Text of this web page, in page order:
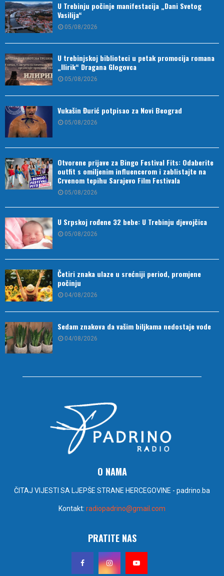
U Trebinju počinje manifestacija „Dani Svetog
Vasilija“
05/08/2026
U trebinjskoj biblioteci u petak promocija romana
„Ilirik“ Dragana Glogovca
05/08/2026
Vukašin Đurić potpisao za Novi Beograd
05/08/2026
Otvorene prijave za Bingo Festival Fits: Odaberite
outfit s omiljenim influencerom i zablistajte na
Crvenom tepihu Sarajevo Film Festivala
05/08/2026
U Srpskoj rođene 32 bebe: U Trebinju djevojčica
05/08/2026
Četiri znaka ulaze u srećniji period, promjene
počinju
04/08/2026
Sedam znakova da vašim biljkama nedostaje vode
04/08/2026
O NAMA
ČITAJ VIJESTI SA LJEPŠE STRANE HERCEGOVINE - padrino.ba
Kontakt: radiopadrino@gmail.com
PRATITE NAS